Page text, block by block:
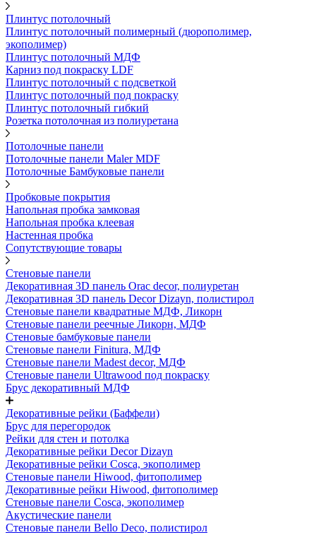
Плинтус потолочный
Плинтус потолочный полимерный (дюрополимер,
экополимер)
Плинтус потолочный МДФ
Карниз под покраску LDF
Плинтус потолочный с подсветкой
Плинтус потолочный под покраску
Плинтус потолочный гибкий
Розетка потолочная из полиуретана
Потолочные панели
Потолочные панели Maler MDF
Потолочные Бамбуковые панели
Пробковые покрытия
Напольная пробка замковая
Напольная пробка клеевая
Настенная пробка
Сопутствующие товары
Стеновые панели
Декоративная 3D панель Orac decor, полиуретан
Декоративная 3D панель Decor Dizayn, полистирол
Стеновые панели квадратные МДФ, Ликорн
Стеновые панели реечные Ликорн, МДФ
Стеновые бамбуковые панели
Стеновые панели Finitura, МДФ
Стеновые панели Madest decor, МДФ
Стеновые панели Ultrawood под покраску
Брус декоративный МДФ
Декоративные рейки (Баффели)
Брус для перегородок
Рейки для стен и потолка
Декоративные рейки Decor Dizayn
Декоративные рейки Cosca, экополимер
Стеновые панели Hiwood, фитополимер
Декоративные рейки Hiwood, фитополимер
Стеновые панели Cosca, экополимер
Акустические панели
Стеновые панели Bello Deco, полистирол